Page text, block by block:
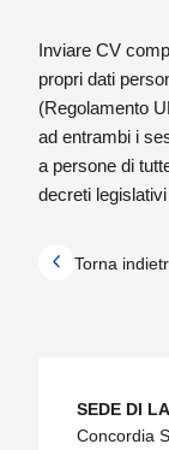
Inviare CV
propri dati
(Regolamento
ad entrambi i
a persone di
decreti
Torna
SEDE DI
Concordia